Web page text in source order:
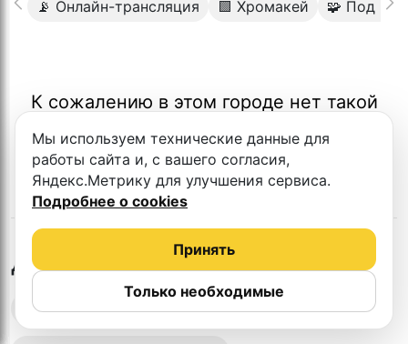
📡 Онлайн-трансляция 🟩 Хромакей 🧩 Под
К сожалению в этом городе нет такой
Другие студии в Волжске
Выездная запись подкастов
Мы используем технические данные для
работы сайта и, с вашего согласия,
Яндекс.Метрику для улучшения сервиса.
Подробнее о cookies
Только необходимые
Принять